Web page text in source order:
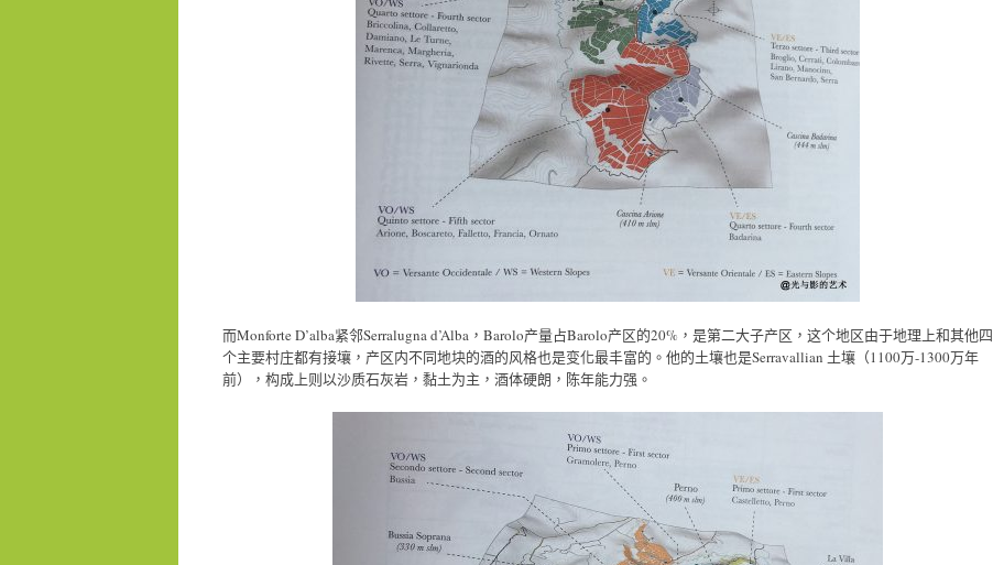
而Monforte D’alba紧邻Serralugna d’Alba，Barolo产量占Barolo产区的20%，是第二大子产区，这个地区由于地理上和其他四
个主要村庄都有接壤，产区内不同地块的酒的风格也是变化最丰富的。他的土壤也是Serravallian 土壤（1100万-1300万年
前），构成上则以沙质石灰岩，黏土为主，酒体硬朗，陈年能力强。